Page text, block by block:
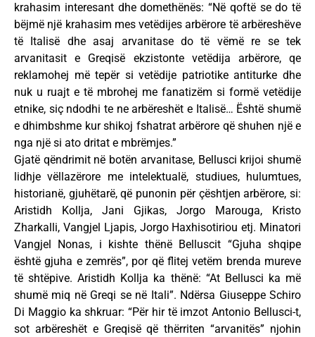
krahasim interesant dhe domethënës: “Në qoftë se do të
bëjmë një krahasim mes vetëdijes arbërore të arbëreshëve
të Italisë dhe asaj arvanitase do të vëmë re se tek
arvanitasit e Greqisë ekzistonte vetëdija arbërore, qe
reklamohej më tepër si vetëdije patriotike antiturke dhe
nuk u ruajt e të mbrohej me fanatizëm si formë vetëdije
etnike, siç ndodhi te ne arbëreshët e Italisë… Është shumë
e dhimbshme kur shikoj fshatrat arbërore që shuhen një e
nga një si ato dritat e mbrëmjes.”
Gjatë qëndrimit në botën arvanitase, Bellusci krijoi shumë
lidhje vëllazërore me intelektualë, studiues, hulumtues,
historianë, gjuhëtarë, që punonin për çështjen arbërore, si:
Aristidh Kollja, Jani Gjikas, Jorgo Marouga, Kristo
Zharkalli, Vangjel Ljapis, Jorgo Haxhisotiriou etj. Minatori
Vangjel Nonas, i kishte thënë Belluscit “Gjuha shqipe
është gjuha e zemrës”, por që flitej vetëm brenda mureve
të shtëpive. Aristidh Kollja ka thënë: “At Bellusci ka më
shumë miq në Greqi se në Itali”. Ndërsa Giuseppe Schiro
Di Maggio ka shkruar: “Për hir të imzot Antonio Bellusci-t,
sot arbëreshët e Greqisë që thërriten “arvanitës” njohin